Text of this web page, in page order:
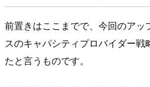
前置きはここまでで、今回のア
スのキャパシティプロバイダー戦
たと言うものです。